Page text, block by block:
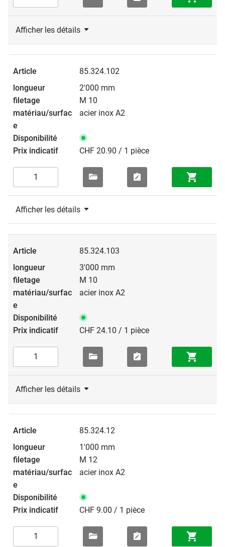
Afficher les détails
85.324.102
2'000 mm
M 10
acier inox A2
CHF 20.90 / 1 pièce
Afficher les détails
85.324.103
3'000 mm
M 10
acier inox A2
CHF 24.10 / 1 pièce
Afficher les détails
85.324.12
1'000 mm
M 12
acier inox A2
CHF 9.00 / 1 pièce